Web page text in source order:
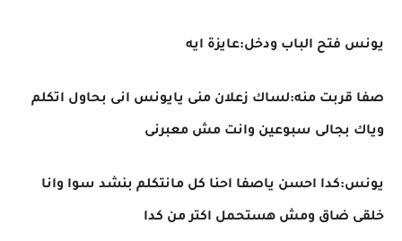
يونس فتح الباب ودخل:عايزة ايه
صفا قربت منه:لساك زعلان منى يايونس انى بحاول اتكلم
وياك بجالى سبوعين وانت مش معبرنى
يونس:كدا احسن ياصفا احنا كل مانتكلم بنشد سوا وانا
خلقى ضاق ومش هستحمل اكتر من كدا